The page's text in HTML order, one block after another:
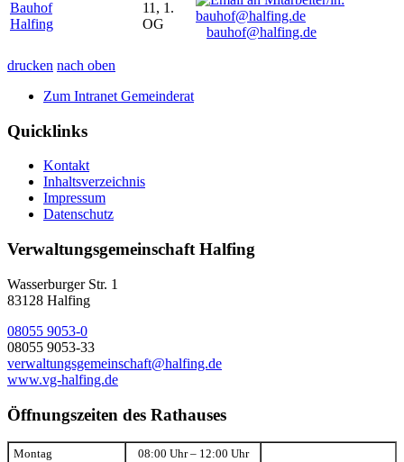
Bauhof
Halfing
11, 1.
OG
bauhof@halfing.de
drucken nach oben
Zum Intranet Gemeinderat
Quicklinks
Kontakt
Inhaltsverzeichnis
Impressum
Datenschutz
Verwaltungsgemeinschaft Halfing
Wasserburger Str. 1
83128 Halfing
08055 9053-0
08055 9053-33
verwaltungsgemeinschaft@halfing.de
www.vg-halfing.de
Öffnungszeiten des Rathauses
Montag 08:00 Uhr – 12:00 Uhr